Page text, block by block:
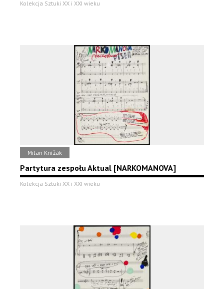
Kolekcja Sztuki XX i XXI wieku
Milan Knížák
Partytura zespołu Aktual [NARKOMANOVA]
Kolekcja Sztuki XX i XXI wieku